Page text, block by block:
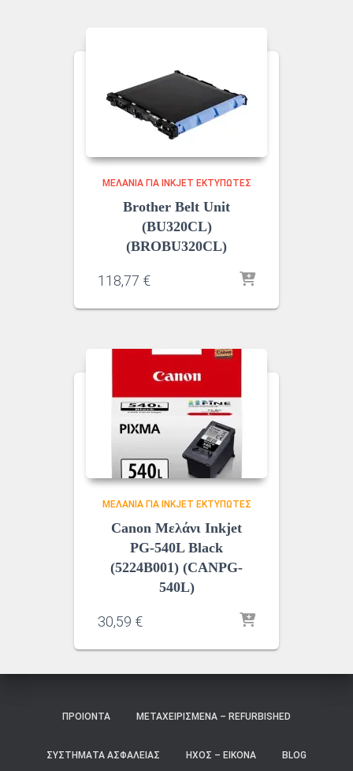
ΜΕΛΆΝΙΑ ΓΙΑ INKJET ΕΚΤΥΠΩΤΈΣ
Brother Belt Unit
(BU320CL)
(BROBU320CL)
118,77 €
ΜΕΛΆΝΙΑ ΓΙΑ INKJET ΕΚΤΥΠΩΤΈΣ
Canon Μελάνι Inkjet
PG-540L Black
(5224B001) (CANPG-
540L)
30,59 €
ΠΡΟΙΌΝΤΑ ΜΕΤΑΧΕΙΡΙΣΜΈΝΑ – REFURBISHED
ΣΥΣΤΉΜΑΤΑ ΑΣΦΑΛΕΊΑΣ ΉΧΟΣ – ΕΙΚΌΝΑ BLOG